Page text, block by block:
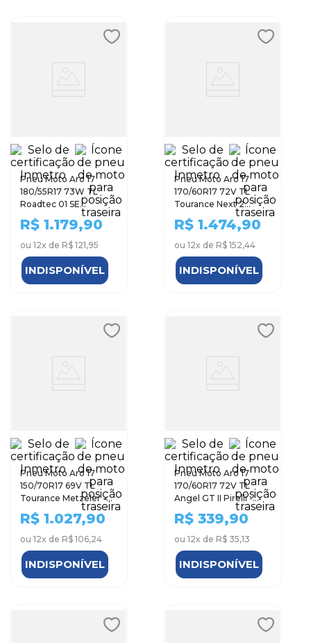
Pneu Moto Aro 17
180/55R17 73W TL
Roadtec 01 SE
Metzeler - Traseiro
R$ 1.179,90
ou 12x de R$ 121,95
INDISPONÍVEL
Pneu Moto Aro 17
170/60R17 72V TL
Tourance Next 2
Metzeler - Traseiro
R$ 1.474,90
ou 12x de R$ 152,44
INDISPONÍVEL
Pneu Moto Aro 17
150/70R17 69V TL
Tourance Metzeler -
Traseiro
R$ 1.027,90
ou 12x de R$ 106,24
INDISPONÍVEL
Pneu Moto Aro 17
170/60R17 72V TL
Angel GT II Pirelli -
Traseiro
R$ 339,90
ou 12x de R$ 35,13
INDISPONÍVEL